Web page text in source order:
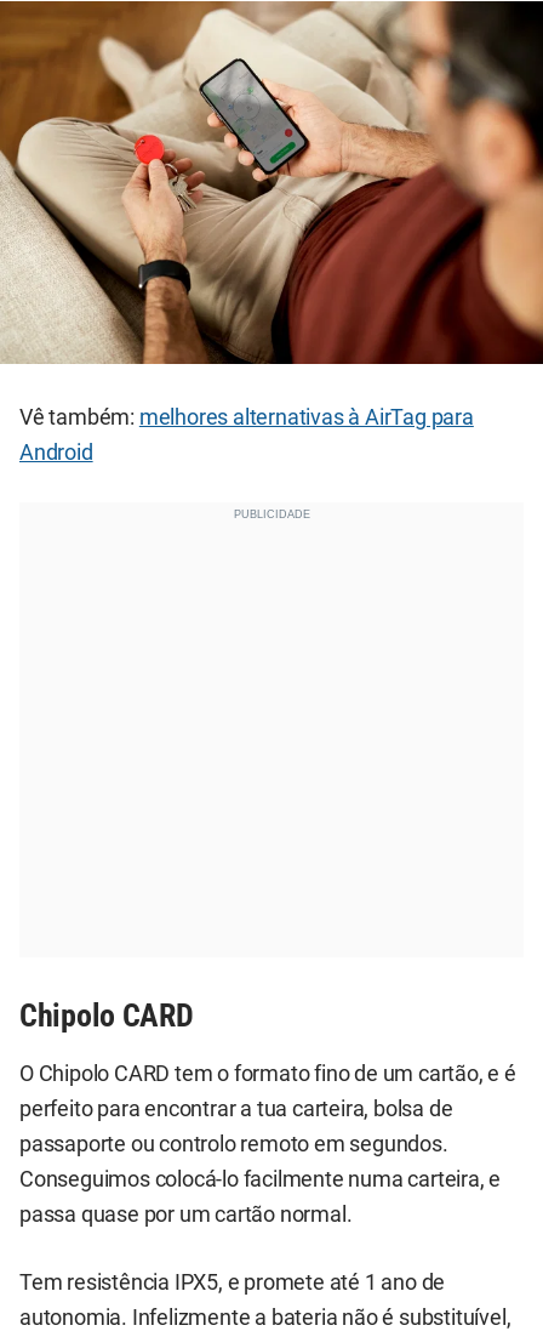
Vê também: melhores alternativas à AirTag para
Android
Chipolo CARD
O Chipolo CARD tem o formato fino de um cartão, e é
perfeito para encontrar a tua carteira, bolsa de
passaporte ou controlo remoto em segundos.
Conseguimos colocá-lo facilmente numa carteira, e
passa quase por um cartão normal.
Tem resistência IPX5, e promete até 1 ano de
autonomia. Infelizmente a bateria não é substituível,